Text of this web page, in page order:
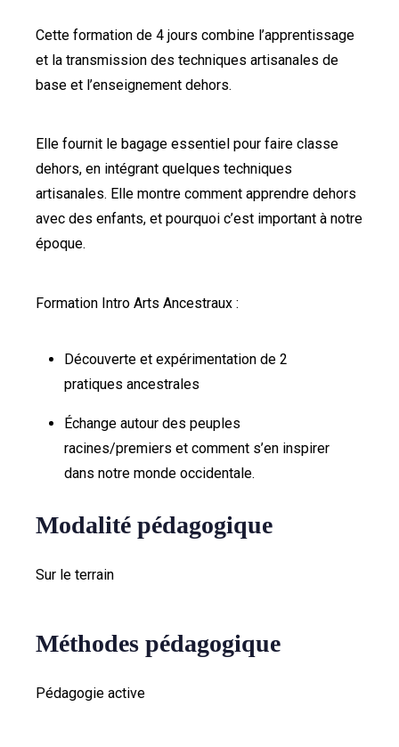
Cette formation de 4 jours combine l’apprentissage
et la transmission des techniques artisanales de
base et l’enseignement dehors.
Elle fournit le bagage essentiel pour faire classe
dehors, en intégrant quelques techniques
artisanales. Elle montre comment apprendre dehors
avec des enfants, et pourquoi c’est important à notre
époque.
Formation Intro Arts Ancestraux :
Découverte et expérimentation de 2
pratiques ancestrales
Échange autour des peuples
racines/premiers et comment s’en inspirer
dans notre monde occidentale.
Modalité pédagogique
Sur le terrain
Méthodes pédagogique
Pédagogie active